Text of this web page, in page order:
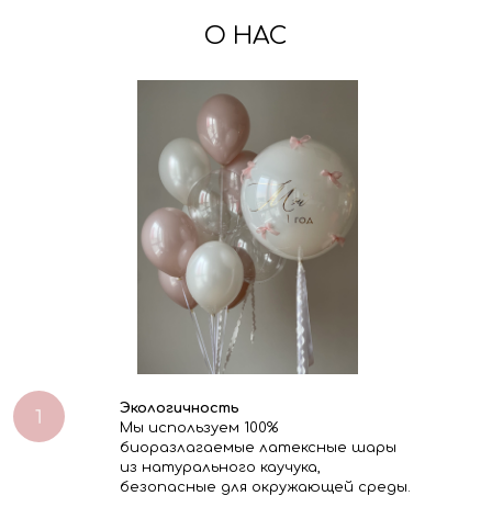
О НАС
Экологичность
Мы используем 100%
биоразлагаемые латексные шары
из натурального каучука,
безопасные для окружающей среды.